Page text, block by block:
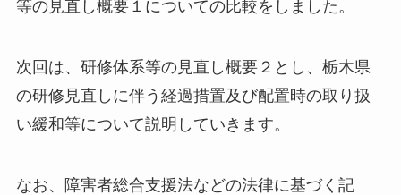
等の見直し概要１についての比較をしました。
次回は、研修体系等の見直し概要２とし、栃木県
の研修見直しに伴う経過措置及び配置時の取り扱
い緩和等について説明していきます。
なお、障害者総合支援法などの法律に基づく記